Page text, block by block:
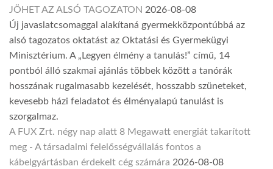
JÖHET AZ ALSÓ TAGOZATON 2026-08-08
Új javaslatcsomaggal alakítaná gyermekközpontúbbá az
alsó tagozatos oktatást az Oktatási és Gyermekügyi
Minisztérium. A „Legyen élmény a tanulás!” című, 14
pontból álló szakmai ajánlás többek között a tanórák
hosszának rugalmasabb kezelését, hosszabb szüneteket,
kevesebb házi feladatot és élményalapú tanulást is
szorgalmaz.
A FUX Zrt. négy nap alatt 8 Megawatt energiát takarított
meg - A társadalmi felelősségvállalás fontos a
kábelgyártásban érdekelt cég számára 2026-08-08